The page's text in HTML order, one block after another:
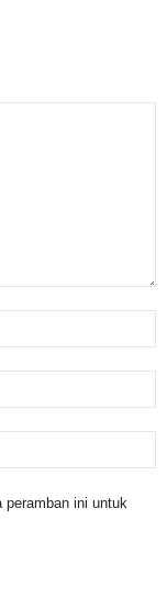
peramban ini untuk